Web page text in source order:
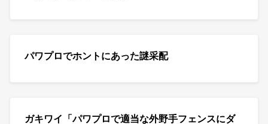
パワプロでホントにあった謎采配
ガキワイ「パワプロで適当な外野手フェンスにダ